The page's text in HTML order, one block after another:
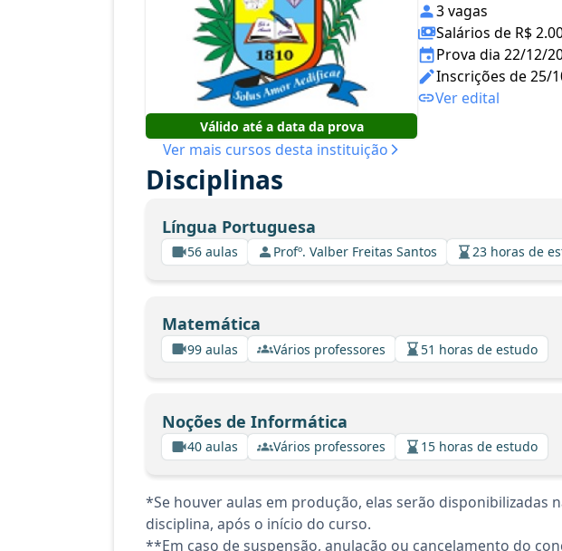
Válido até a data da prova
Ver mais cursos desta instituição
3 vagas
Salários de R$
Prova dia 22/12/
Inscrições de 25/
Ver edital
Disciplinas
Língua Portuguesa
56 aulas Profº. Valber Freitas Santos 23 horas de
Matemática
99 aulas Vários professores 51 horas de estudo
Noções de Informática
40 aulas Vários professores 15 horas de estudo
*Se houver aulas em produção, elas serão disponibilizadas
disciplina, após o início do curso.
**Em caso de suspensão, anulação ou cancelamento do